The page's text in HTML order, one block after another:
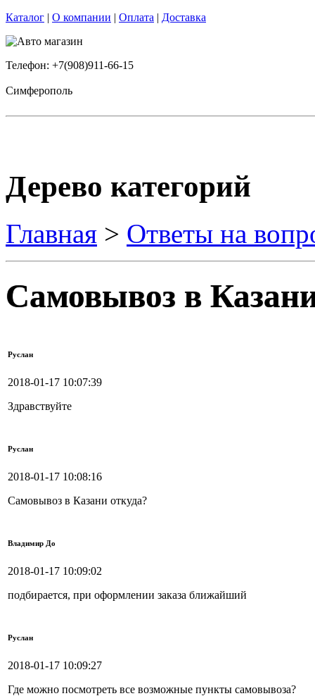
Каталог | О компании | Оплата | Доставка
Телефон: +7(908)911-66-15
Симферополь
Дерево категорий
Главная > Ответы на
Самовывоз в
Руслан
2018-01-17 10:07:39
Здравствуйте
Руслан
2018-01-17 10:08:16
Самовывоз в Казани откуда?
Владимир До
2018-01-17 10:09:02
подбирается, при оформлении заказа ближайший
Руслан
2018-01-17 10:09:27
Где можно посмотреть все возможные пункты самовывоза?